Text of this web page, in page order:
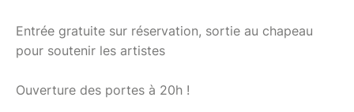
Entrée gratuite sur réservation, sortie au chapeau
pour soutenir les artistes
Ouverture des portes à 20h !